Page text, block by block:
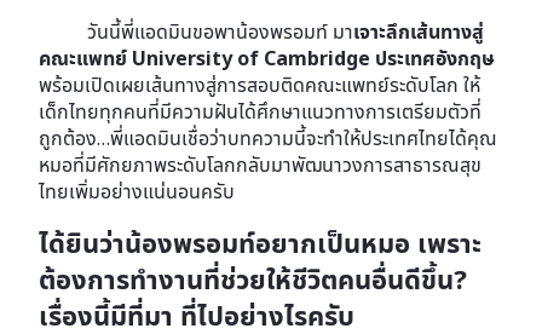
วันนี้พี่แอดมินขอพาน้องพรอมท์ มาเจาะลึกเส้นทางสู่
คณะแพทย์ University of Cambridge ประเทศอังกฤษ
พร้อมเปิดเผยเส้นทางสู่การสอบติดคณะแพทย์ระดับโลก ให้
เด็กไทยทุกคนที่มีความฝันได้ศึกษาแนวทางการเตรียมตัวที่
ถูกต้อง…พี่แอดมินเชื่อว่าบทความนี้จะทำให้ประเทศไทยได้คุณ
หมอที่มีศักยภาพระดับโลกกลับมาพัฒนาวงการสาธารณสุข
ไทยเพิ่มอย่างแน่นอนครับ
ได้ยินว่าน้องพรอมท์อยากเป็นหมอ เพราะ
ต้องการทำงานที่ช่วยให้ชีวิตคนอื่นดีขึ้น?
เรื่องนี้มีที่มา ที่ไปอย่างไรครับ